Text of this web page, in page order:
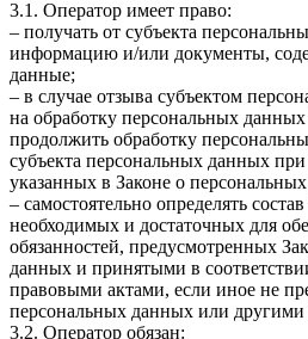
3.1. Оператор имеет право:
– получать от субъекта
информацию и/или документы,
данные;
– в случае отзыва субъектом
на обработку персональных
продолжить обработку
субъекта персональных данных
указанных в Законе о
– самостоятельно определять
необходимых и достаточных для
обязанностей, предусмотренных
данных и принятыми в
правовыми актами, если иное не
персональных данных или
3.2. Оператор обязан: